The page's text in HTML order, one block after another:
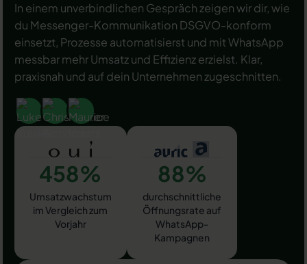
In einem unverbindlichen Gespräch zeigen wir dir, wie
du Messenger-Kommunikation DSGVO-konform
einsetzt, Prozesse automatisierst und mit WhatsApp
messbar mehr Umsatz und Effizienz erzielst. Klar,
praxisnah und auf dein Unternehmen zugeschnitten.
458%
Umsatzwachstum
im Vergleich zum
Vorjahr
88%
durchschnittliche
Öffnungsrate auf
WhatsApp-
Kampagnen